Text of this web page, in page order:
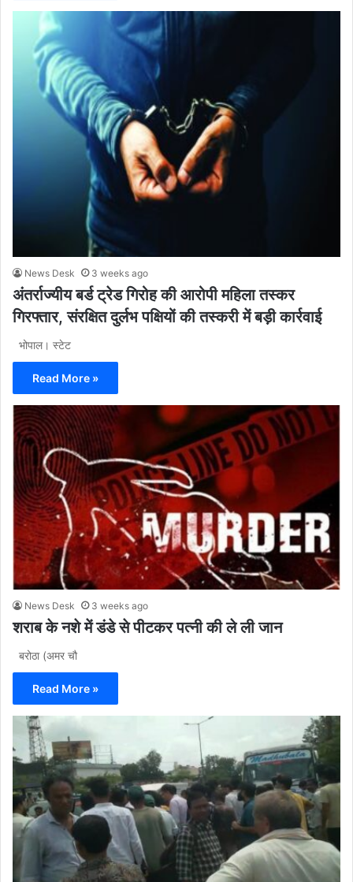
News Desk 3 weeks ago
अंतर्राज्यीय बर्ड ट्रेड गिरोह की आरोपी महिला तस्कर
गिरफ्तार, संरक्षित दुर्लभ पक्षियों की तस्करी में बड़ी कार्रवाई
भोपाल। स्टेट
Read More »
News Desk 3 weeks ago
शराब के नशे में डंडे से पीटकर पत्नी की ले ली जान
बरोठा (अमर चौ
Read More »